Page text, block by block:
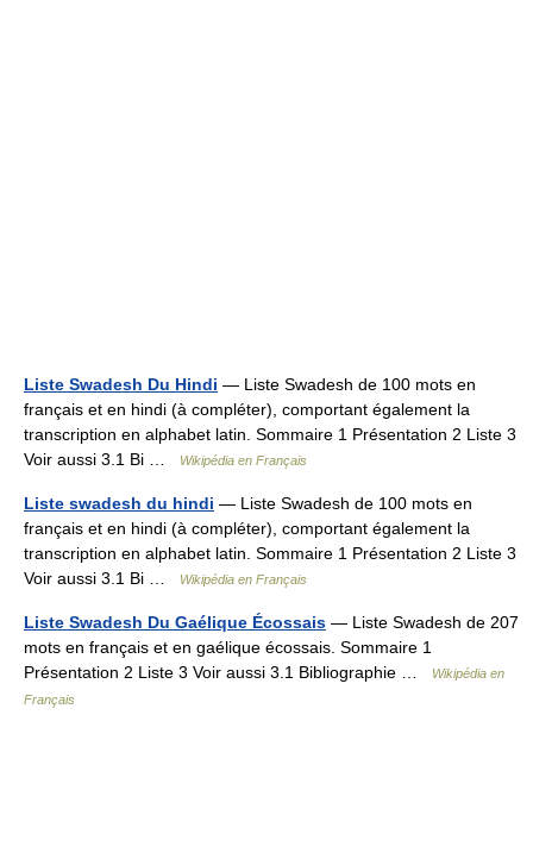
Liste Swadesh Du Hindi — Liste Swadesh de 100 mots en
français et en hindi (à compléter), comportant également la
transcription en alphabet latin. Sommaire 1 Présentation 2 Liste 3
Voir aussi 3.1 Bi …
Wikipédia en Français
Liste swadesh du hindi — Liste Swadesh de 100 mots en
français et en hindi (à compléter), comportant également la
transcription en alphabet latin. Sommaire 1 Présentation 2 Liste 3
Voir aussi 3.1 Bi …
Wikipédia en Français
Liste Swadesh Du Gaélique Écossais — Liste Swadesh de 207
mots en français et en gaélique écossais. Sommaire 1
Présentation 2 Liste 3 Voir aussi 3.1 Bibliographie …
Wikipédia en
Français